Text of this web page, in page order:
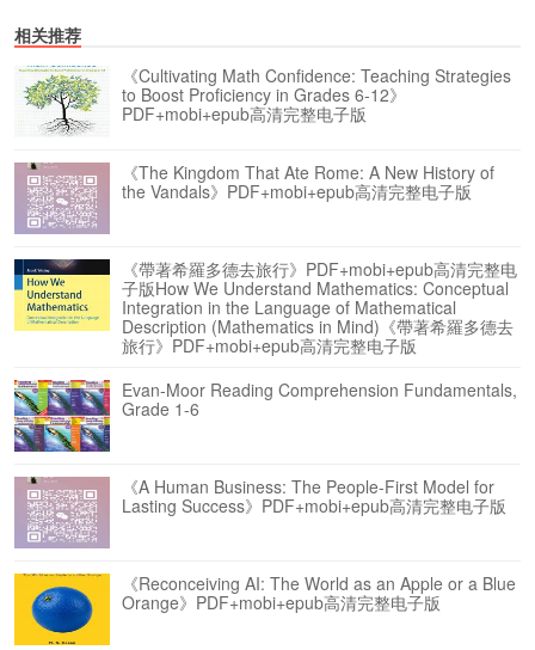
相关推荐
《Cultivating Math Confidence: Teaching Strategies
to Boost Proficiency in Grades 6-12》
PDF+mobi+epub高清完整电子版
《The Kingdom That Ate Rome: A New History of
the Vandals》PDF+mobi+epub高清完整电子版
《帶著希羅多德去旅行》PDF+mobi+epub高清完整电
子版How We Understand Mathematics: Conceptual
Integration in the Language of Mathematical
Description (Mathematics in Mind)《帶著希羅多德去
旅行》PDF+mobi+epub高清完整电子版
Evan-Moor Reading Comprehension Fundamentals,
Grade 1-6
《A Human Business: The People-First Model for
Lasting Success》PDF+mobi+epub高清完整电子版
《Reconceiving AI: The World as an Apple or a Blue
Orange》PDF+mobi+epub高清完整电子版